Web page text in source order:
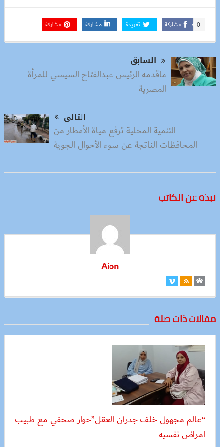
مشاركة 0 تغريدة مشاركة مشاركة
السابق
ماقدمه الرئيس عبدالفتاح السيسي للمرأة
المصرية
التالى
التنمية المحلية ترفع مياة الأمطار من
المحافظات الناتجة عن سوء الأحوال الجوية
نبذة عن الكاتب
Aion
مقالات ذات صلة
“عالم مجهول خلف جدران العقل”حوار صحفي مع طبيب
امراض نفسيه